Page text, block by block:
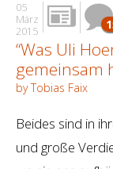
05
März
2015
“Was Uli
gemeinsam
by Tobias Faix
Beides sind in
und große